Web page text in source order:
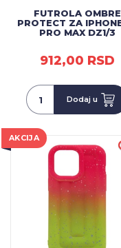
FUTROLA OMBRE
PROTECT ZA
PRO MAX DZ1/3
912,00 RSD
Dodaj u
AKCIJA